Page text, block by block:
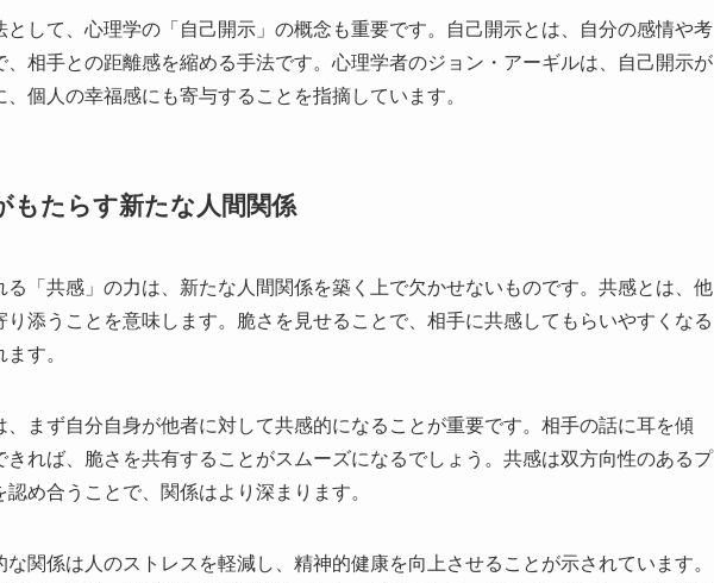
として、心理学の「自己開示」の概念も重要です。自己開示とは、自分の感情や考
、相手との距離感を縮める手法です。心理学者のジョン・アーギルは、自己開示が
個人の幸福感にも寄与することを指摘しています。
もたらす新たな人間関係
る「共感」の力は、新たな人間関係を築く上で欠かせないものです。共感とは、他
添うことを意味します。脆さを見せることで、相手に共感してもらいやすくなる
す。
まず自分自身が他者に対して共感的になることが重要です。相手の話に耳を傾
きれば、脆さを共有することがスムーズになるでしょう。共感は双方向性のあるプ
め合うことで、関係はより深まります。
関係は人のストレスを軽減し、精神的健康を向上させることが示されています。